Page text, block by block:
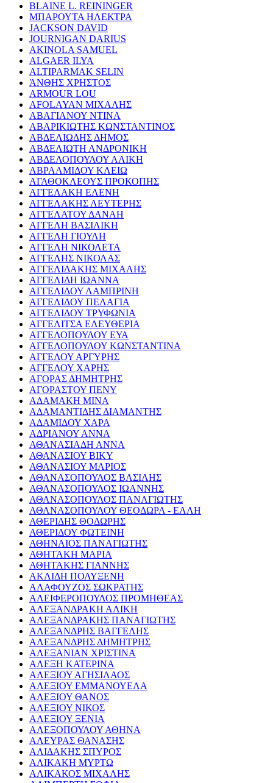
BLAINE L. REININGER
ΜΠΑΡΟΥΤΑ ΗΛΕΚΤΡΑ
JACKSON DAVID
JOURNIGAN DARIUS
AKINOLA SAMUEL
ALGAER ILYA
ALTIPARMAK SELIN
ΆΝΘΗΣ ΧΡΗΣΤΟΣ
ARMOUR LOU
AFOLAYAN ΜΙΧΑΛΗΣ
ΑΒΑΓΙΑΝΟΥ ΝΤΙΝΑ
ΑΒΑΡΙΚΙΩΤΗΣ ΚΩΝΣΤΑΝΤΙΝΟΣ
ΑΒΔΕΛΙΩΔΗΣ ΔΗΜΟΣ
ΑΒΔΕΛΙΩΤΗ ΑΝΔΡΟΝΙΚΗ
ΑΒΔΕΛΟΠΟΥΛΟΥ ΑΛΙΚΗ
ΑΒΡΑΑΜΙΔΟΥ ΚΛΕΙΩ
ΑΓΑΘΟΚΛΕΟΥΣ ΠΡΟΚΟΠΗΣ
ΑΓΓΕΛΑΚΗ ΕΛΕΝΗ
ΑΓΓΕΛΑΚΗΣ ΛΕΥΤΕΡΗΣ
ΑΓΓΕΛΑΤΟΥ ΔΑΝΑΗ
ΑΓΓΕΛΗ ΒΑΣΙΛΙΚΗ
ΑΓΓΕΛΗ ΓΙΟΥΛΗ
ΑΓΓΕΛΗ ΝΙΚΟΛΕΤΑ
ΑΓΓΕΛΗΣ ΝΙΚΟΛΑΣ
ΑΓΓΕΛΙΔΑΚΗΣ ΜΙΧΑΛΗΣ
ΑΓΓΕΛΙΔΗ ΙΩΑΝΝΑ
ΑΓΓΕΛΙΔΟΥ ΛΑΜΠΡΙΝΗ
ΑΓΓΕΛΙΔΟΥ ΠΕΛΑΓΙΑ
ΑΓΓΕΛΙΔΟΥ ΤΡΥΦΩΝΙΑ
ΑΓΓΕΛΙΤΣΑ ΕΛΕΥΘΕΡΙΑ
ΑΓΓΕΛΟΠΟΥΛΟΥ ΕΥΑ
ΑΓΓΕΛΟΠΟΥΛΟΥ ΚΩΝΣΤΑΝΤΙΝΑ
ΑΓΓΕΛΟΥ ΑΡΓΥΡΗΣ
ΑΓΓΕΛΟΥ ΧΑΡΗΣ
ΑΓΟΡΑΣ ΔΗΜΗΤΡΗΣ
ΑΓΟΡΑΣΤΟΥ ΠΕΝΥ
ΑΔΑΜΑΚΗ ΜΙΝΑ
ΑΔΑΜΑΝΤΙΔΗΣ ΔΙΑΜΑΝΤΗΣ
ΑΔΑΜΙΔΟΥ ΧΑΡΑ
ΑΔΡΙΑΝΟΥ ΑΝΝΑ
ΑΘΑΝΑΣΙΑΔΗ ΑΝΝΑ
ΑΘΑΝΑΣΙΟΥ ΒΙΚΥ
ΑΘΑΝΑΣΙΟΥ ΜΑΡΙΟΣ
ΑΘΑΝΑΣΟΠΟΥΛΟΣ ΒΑΣΙΛΗΣ
ΑΘΑΝΑΣΟΠΟΥΛΟΣ ΙΩΑΝΝΗΣ
ΑΘΑΝΑΣΟΠΟΥΛΟΣ ΠΑΝΑΓΙΩΤΗΣ
ΑΘΑΝΑΣΟΠΟΥΛΟΥ ΘΕΟΔΩΡΑ - ΕΛΛΗ
ΑΘΕΡΙΔΗΣ ΘΟΔΩΡΗΣ
ΑΘΕΡΙΔΟΥ ΦΩΤΕΙΝΗ
ΑΘΗΝΑΙΟΣ ΠΑΝΑΓΙΩΤΗΣ
ΑΘΗΤΑΚΗ ΜΑΡΙΑ
ΑΘΗΤΑΚΗΣ ΓΙΑΝΝΗΣ
ΑΚΛΙΔΗ ΠΟΛΥΞΕΝΗ
ΑΛΑΦΟΥΖΟΣ ΣΩΚΡΑΤΗΣ
ΑΛΕΙΦΕΡΟΠΟΥΛΟΣ ΠΡΟΜΗΘΕΑΣ
ΑΛΕΞΑΝΔΡΑΚΗ ΑΛΙΚΗ
ΑΛΕΞΑΝΔΡΑΚΗΣ ΠΑΝΑΓΙΩΤΗΣ
ΑΛΕΞΑΝΔΡΗΣ ΒΑΓΓΕΛΗΣ
ΑΛΕΞΑΝΔΡΗΣ ΔΗΜΗΤΡΗΣ
ΑΛΕΞΑΝΙΑΝ ΧΡΙΣΤΙΝΑ
ΑΛΕΞΗ ΚΑΤΕΡΙΝΑ
ΑΛΕΞΙΟΥ ΑΓΗΣΙΛΑΟΣ
ΑΛΕΞΙΟΥ ΕΜΜΑΝΟΥΕΛΑ
ΑΛΕΞΙΟΥ ΘΑΝΟΣ
ΑΛΕΞΙΟΥ ΝΙΚΟΣ
ΑΛΕΞΙΟΥ ΞΕΝΙΑ
ΑΛΕΞΟΠΟΥΛΟΥ ΑΘΗΝΑ
ΑΛΕΥΡΑΣ ΘΑΝΑΣΗΣ
ΑΛΙΔΑΚΗΣ ΣΠΥΡΟΣ
ΑΛΙΚΑΚΗ ΜΥΡΤΩ
ΑΛΙΚΑΚΟΣ ΜΙΧΑΛΗΣ